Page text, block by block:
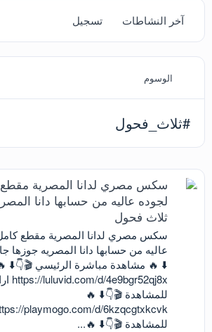
آخر النشاطات تسجيل
الوسوم
#ثلاث_فحول
سكس مصري لدانا المصرية
لجوده عاليه من حسابها دانا
ثلاث فحول
سكس مصري لدانا المصرية مقطع
عاليه من حسابها دانا المصريه جوزها
⬇️ 🔥 مشاهدة مباشرة الرئيسي 🎬👇⬇️
للمشاهدة 🎬👇⬇️ 🔥
للمشاهدة 🎬👇⬇️ 🔥...